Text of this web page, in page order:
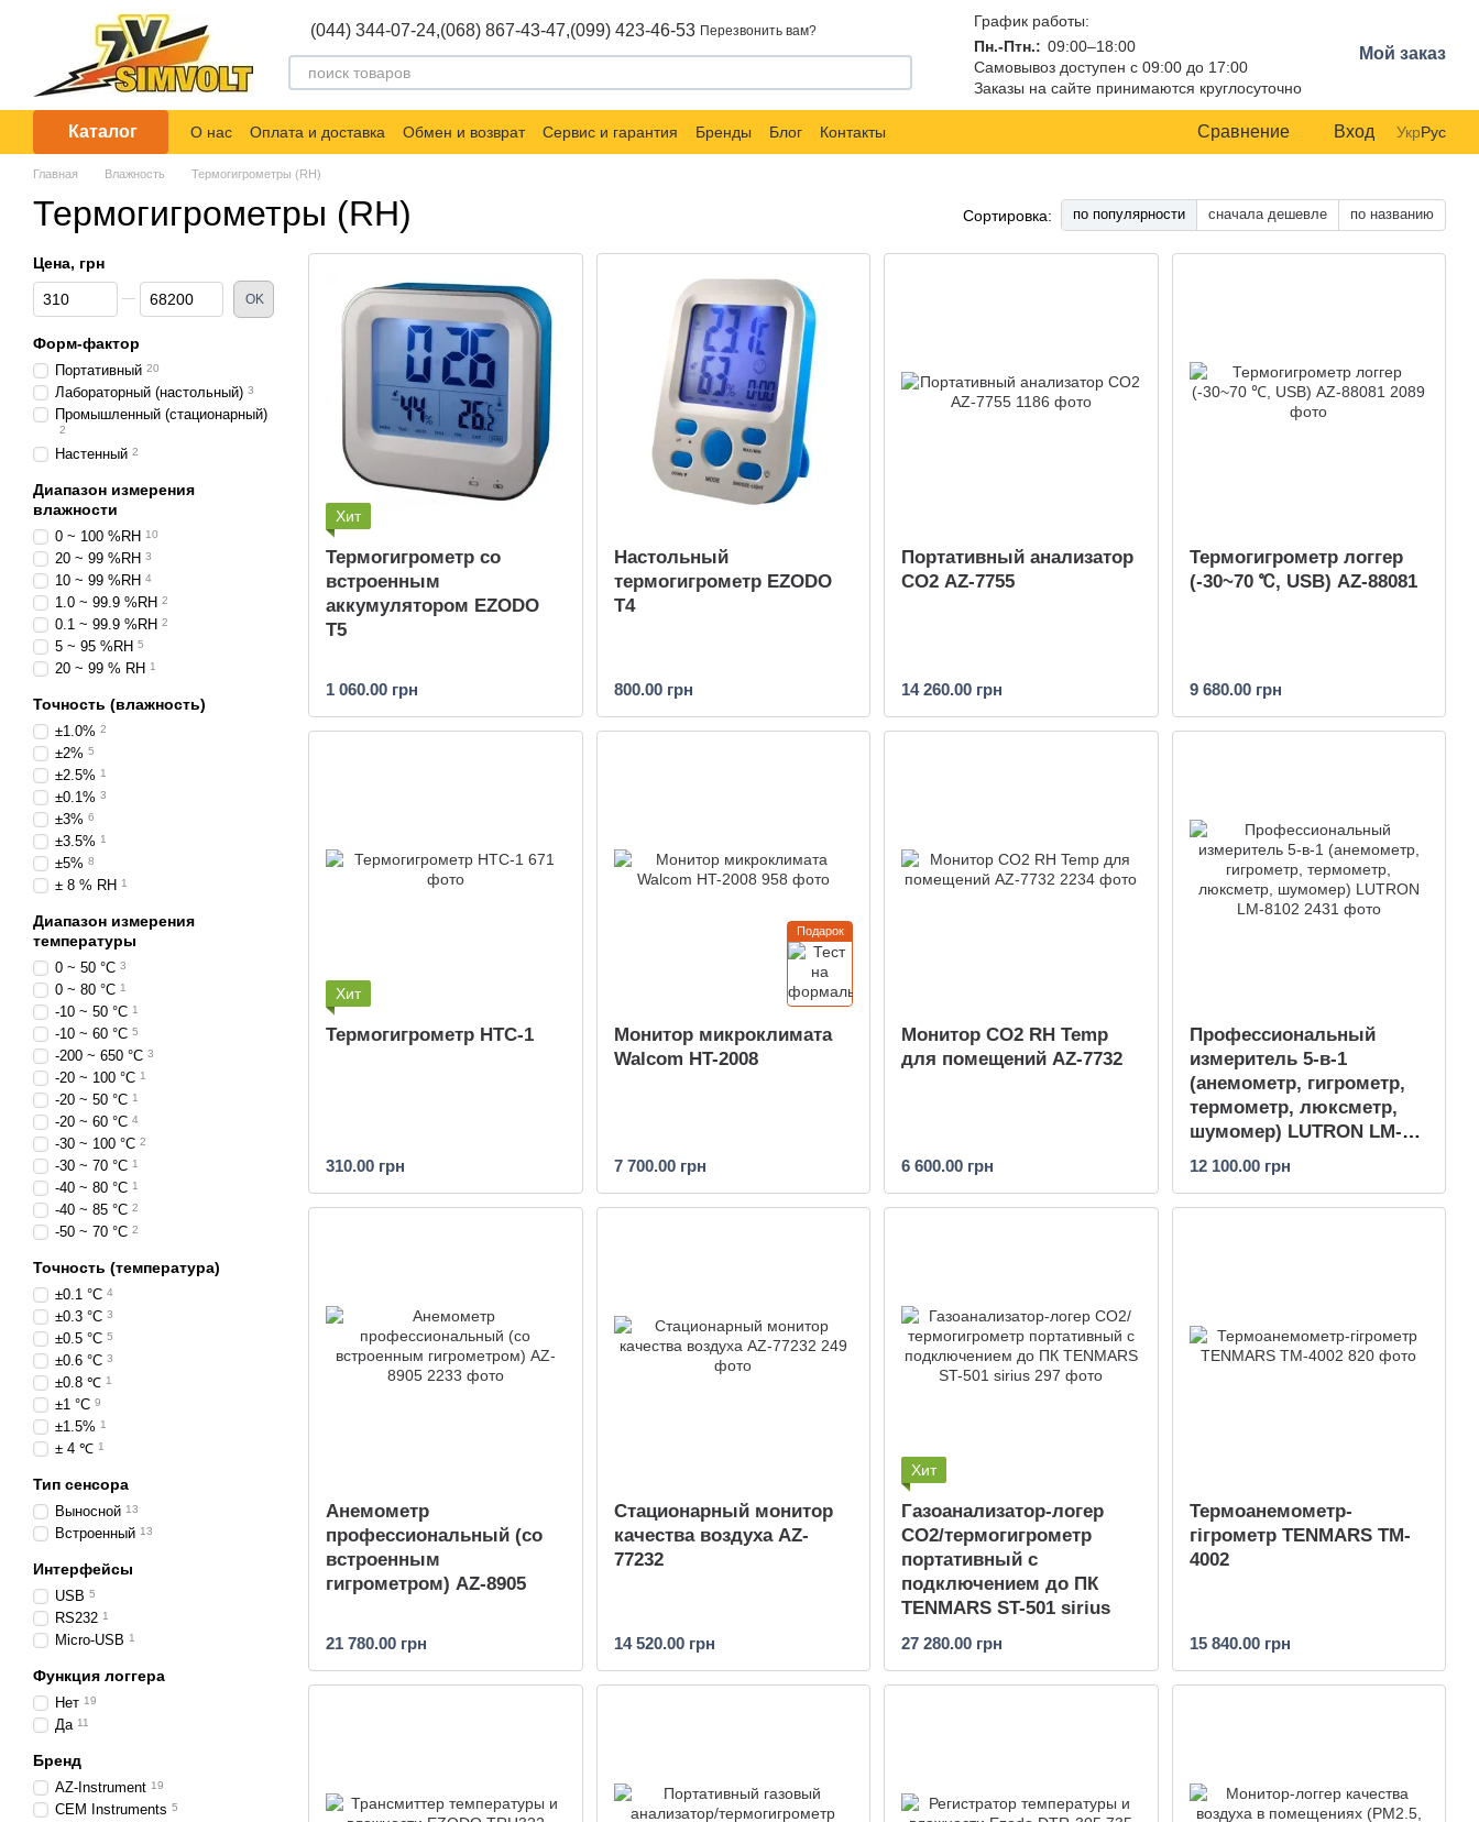
Перейти к основному контенту
(044) 344-07-24,(068) 867-43-47,(099) 423-46-53 Перезвонить вам?
График работы:
Пн.-Птн.: 09:00–18:00
Самовывоз доступен с 09:00 до 17:00
Заказы на сайте принимаются круглосуточно
Мой заказ
Каталог О нас Оплата и доставка Обмен и возврат Сервис и гарантия Бренды Блог Контакты Сравнение Вход УкрРус
Главная Влажность Термогигрометры (RH)
Термогигрометры (RH) Сортировка: по популярности сначала дешевле по названию
Хит
Термогигрометр со
встроенным
аккумулятором EZODO
T5
1 060.00 грн
Настольный
термогигрометр EZODO
T4
800.00 грн
Портативный анализатор
CO2 AZ-7755
14 260.00 грн
Термогигрометр логгер
(-30~70 ℃, USB) AZ-88081
9 680.00 грн
Хит
Термогигрометр НТС-1
310.00 грн
Подарок
Монитор микроклимата
Walcom HT-2008
7 700.00 грн
Монитор CO2 RH Temp
для помещений AZ-7732
6 600.00 грн
Профессиональный
измеритель 5-в-1
(анемометр, гигрометр,
термометр, люксметр,
шумомер) LUTRON LM-
8102
12 100.00 грн
Анемометр
профессиональный (со
встроенным
гигрометром) AZ-8905
21 780.00 грн
Стационарный монитор
качества воздуха AZ-
77232
14 520.00 грн
Хит
Газоанализатор-логер
CO2/термогигрометр
портативный с
подключением до ПК
TENMARS ST-501 sirius
27 280.00 грн
Термоанемометр-
гігрометр TENMARS TM-
4002
15 840.00 грн
Цена, грн
От Цена, грн
До Цена, грн OK
Форм-фактор
Портативный 20
Лабораторный (настольный) 3
Промышленный (стационарный)
2
Настенный 2
Диапазон измерения
влажности
0 ~ 100 %RH 10
20 ~ 99 %RH 3
10 ~ 99 %RH 4
1.0 ~ 99.9 %RH 2
0.1 ~ 99.9 %RH 2
5 ~ 95 %RH 5
20 ~ 99 % RH 1
Точность (влажность)
±1.0% 2
±2% 5
±2.5% 1
±0.1% 3
±3% 6
±3.5% 1
±5% 8
± 8 % RH 1
Диапазон измерения
температуры
0 ~ 50 °C 3
0 ~ 80 °C 1
-10 ~ 50 °C 1
-10 ~ 60 °C 5
-200 ~ 650 °C 3
-20 ~ 100 °C 1
-20 ~ 50 °С 1
-20 ~ 60 °C 4
-30 ~ 100 °C 2
-30 ~ 70 °C 1
-40 ~ 80 °C 1
-40 ~ 85 °C 2
-50 ~ 70 °C 2
Точность (температура)
±0.1 °C 4
±0.3 °C 3
±0.5 °C 5
±0.6 °C 3
±0.8 ℃ 1
±1 °C 9
±1.5% 1
± 4 ℃ 1
Тип сенсора
Выносной 13
Встроенный 13
Интерфейсы
USB 5
RS232 1
Micro-USB 1
Функция логгера
Нет 19
Да 11
Бренд
AZ-Instrument 19
CEM Instruments 5